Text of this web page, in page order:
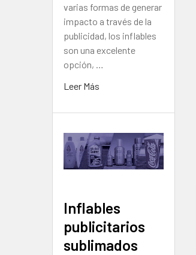
varias formas de generar
impacto a través de la
publicidad, los inflables
son una excelente
opción, …
Leer Más
Inflables
publicitarios
sublimados